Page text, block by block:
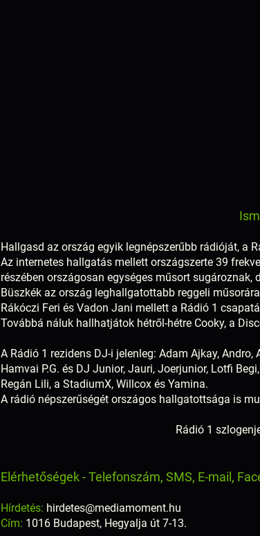
Hallgasd az ország egyik legnépszerűbb rádióját, a
Az internetes hallgatás mellett országszerte 39
részében országosan egységes műsort
Büszkék az ország leghallgatottabb reggeli
Rákóczi Feri és Vadon Jani mellett a Rádió 1
Továbbá náluk hallhatjátok hétről-hétre Cooky, a
A Rádió 1 rezidens DJ-i jelenleg: Adam Ajkay, Andro,
Hamvai P.G. és DJ Junior, Jauri, Joerjunior, Lotfi
Regán Lili, a StadiumX, Willcox és Yamina.
A rádió népszerűségét országos hallgatottsága is
Rádió 1
Elérhetőségek - Telefonszám, SMS, E-mail,
Hírdetés: hirdetes@mediamoment.hu
Cím: 1016 Budapest, Hegyalja út 7-13.